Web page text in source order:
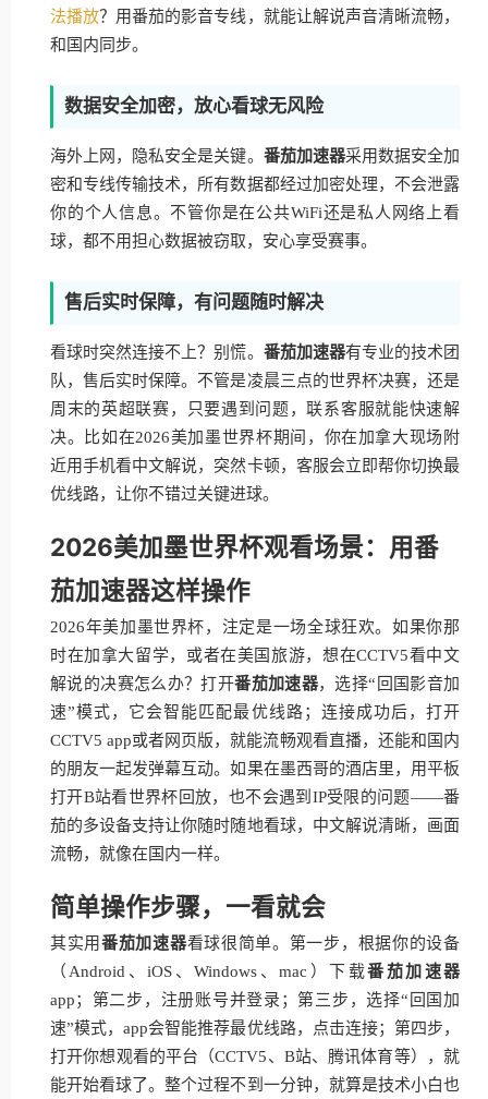
法播放？用番茄的影音专线，就能让解说声音清晰流畅，
和国内同步。
数据安全加密，放心看球无风险
海外上网，隐私安全是关键。 番茄加速器采用数据安全加
密和专线传输技术，所有数据都经过加密处理，不会泄露
你的个人信息。不管你是在公共WiFi还是私人网络上看
球，都不用担心数据被窃取，安心享受赛事。
售后实时保障，有问题随时解决
看球时突然连接不上？别慌。 番茄加速器有专业的技术团
队，售后实时保障。不管是凌晨三点的世界杯决赛，还是
周末的英超联赛，只要遇到问题，联系客服就能快速解
决。比如在2026美加墨世界杯期间，你在加拿大现场附
近用手机看中文解说，突然卡顿，客服会立即帮你切换最
优线路，让你不错过关键进球。
2026美加墨世界杯观看场景：用番
茄加速器这样操作
2026年美加墨世界杯，注定是一场全球狂欢。如果你那
时在加拿大留学，或者在美国旅游，想在CCTV5看中文
解说的决赛怎么办？打开番茄加速器，选择“回国影音加
速”模式，它会智能匹配最优线路；连接成功后，打开
CCTV5 app或者网页版，就能流畅观看直播，还能和国内
的朋友一起发弹幕互动。如果在墨西哥的酒店里，用平板
打开B站看世界杯回放，也不会遇到IP受限的问题——番
茄的多设备支持让你随时随地看球，中文解说清晰，画面
流畅，就像在国内一样。
简单操作步骤，一看就会
其实用番茄加速器看球很简单。第一步，根据你的设备
（Android、iOS、Windows、mac）下载番茄加速器
app；第二步，注册账号并登录；第三步，选择“回国加
速”模式，app会智能推荐最优线路，点击连接；第四步，
打开你想观看的平台（CCTV5、B站、腾讯体育等），就
能开始看球了。整个过程不到一分钟，就算是技术小白也